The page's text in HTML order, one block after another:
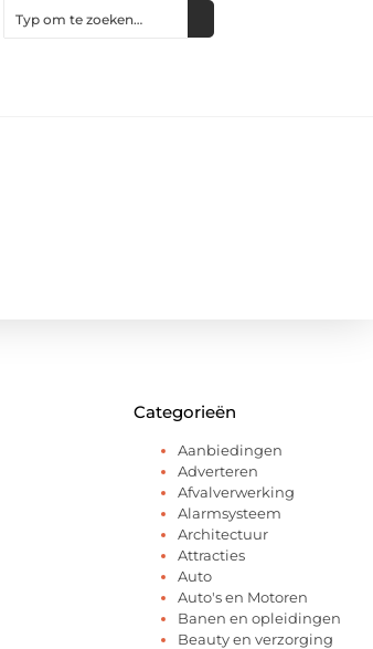
Categorieën
Aanbiedingen
Adverteren
Afvalverwerking
Alarmsysteem
Architectuur
Attracties
Auto
Auto's en Motoren
Banen en opleidingen
Beauty en verzorging